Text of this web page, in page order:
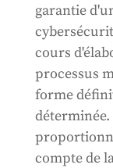
garantie
cours
processus
forme
compte de